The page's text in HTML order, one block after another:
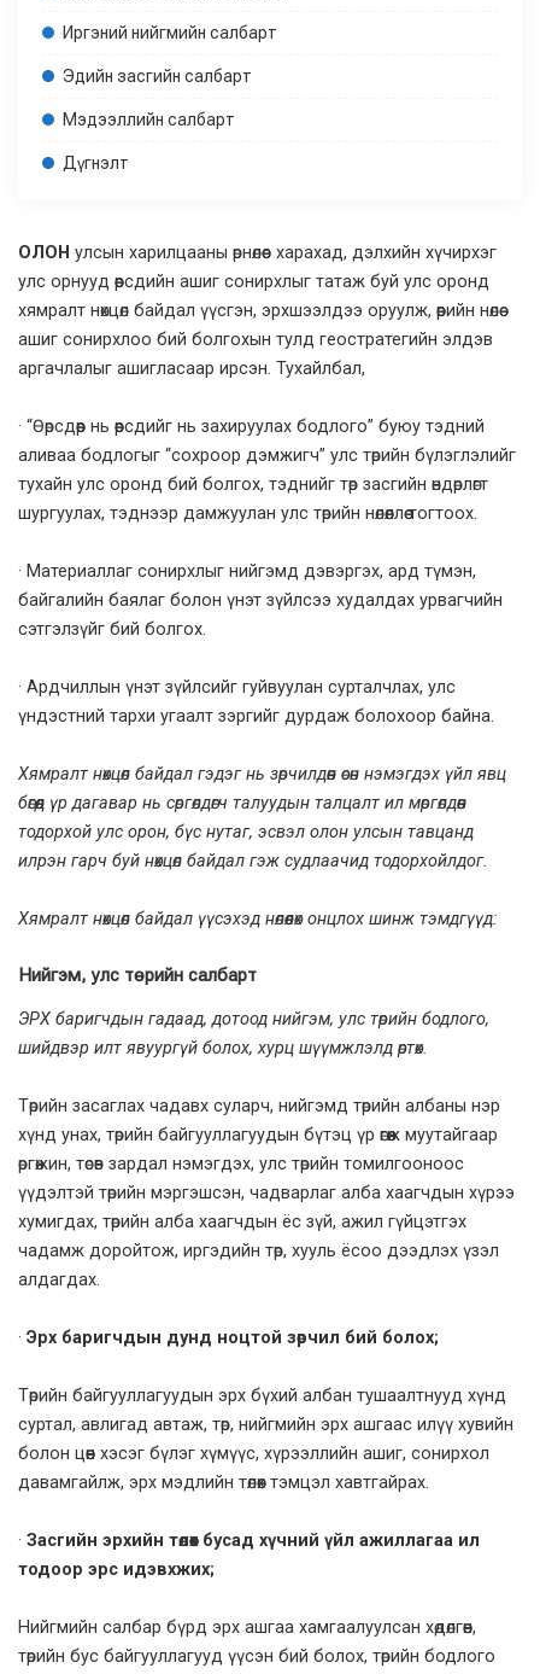
Иргэний нийгмийн салбарт
Эдийн засгийн салбарт
Мэдээллийн салбарт
Дүгнэлт
ОЛОН улсын харилцааны өрнөлөөс харахад, дэлхийн хүчирхэг
улс орнууд өөрсдийн ашиг сонирхлыг татаж буй улс оронд
хямралт нөхцөл байдал үүсгэн, эрхшээлдээ оруулж, өөрийн нөлөө
ашиг сонирхлоо бий болгохын тулд геостратегийн элдэв
аргачлалыг ашигласаар ирсэн. Тухайлбал,
· “Өөрсдөөр нь өөрсдийг нь захируулах бодлого” буюу тэдний
аливаа бодлогыг “сохроор дэмжигч” улс төрийн бүлэглэлийг
тухайн улс оронд бий болгох, тэднийг төр засгийн өндөрлөгт
шургуулах, тэднээр дамжуулан улс төрийн нөлөөллөө тогтоох.
· Материаллаг сонирхлыг нийгэмд дэвэргэх, ард түмэн,
байгалийн баялаг болон үнэт зүйлсээ худалдах урвагчийн
сэтгэлзүйг бий болгох.
· Ардчиллын үнэт зүйлсийг гуйвуулан сурталчлах, улс
үндэстний тархи угаалт зэргийг дурдаж болохоор байна.
Хямралт нөхцөл байдал гэдэг нь зөрчилдөөн өсөн нэмэгдэх үйл явц
бөгөөд үр дагавар нь сөргөлдөгч талуудын талцалт ил мөргөлдөөн
тодорхой улс орон, бүс нутаг, эсвэл олон улсын тавцанд
илрэн гарч буй нөхцөл байдал гэж судлаачид тодорхойлдог.
Хямралт нөхцөл байдал үүсэхэд нөлөөлөх онцлох шинж тэмдгүүд:
Нийгэм, улс төрийн салбарт
ЭРХ баригчдын гадаад, дотоод нийгэм, улс төрийн бодлого,
шийдвэр илт явуургүй болох, хурц шүүмжлэлд өртөх.
Төрийн засаглах чадавх суларч, нийгэмд төрийн албаны нэр
хүнд унах, төрийн байгууллагуудын бүтэц үр өгөөж муутайгаар
өргөжин, төсөв зардал нэмэгдэх, улс төрийн томилгооноос
үүдэлтэй төрийн мэргэшсэн, чадварлаг алба хаагчдын хүрээ
хумигдах, төрийн алба хаагчдын ёс зүй, ажил гүйцэтгэх
чадамж доройтож, иргэдийн төр, хууль ёсоо дээдлэх үзэл
алдагдах.
· Эрх баригчдын дунд ноцтой зөрчил бий болох;
Төрийн байгууллагуудын эрх бүхий албан тушаалтнууд хүнд
суртал, авлигад автаж, төр, нийгмийн эрх ашгаас илүү хувийн
болон цөөн хэсэг бүлэг хүмүүс, хүрээллийн ашиг, сонирхол
давамгайлж, эрх мэдлийн төлөөх тэмцэл хавтгайрах.
· Засгийн эрхийн төлөөх бусад хүчний үйл ажиллагаа ил
тодоор эрс идэвхжих;
Нийгмийн салбар бүрд эрх ашгаа хамгаалуулсан хөдөлгөөн,
төрийн бус байгууллагууд үүсэн бий болох, төрийн бодлого